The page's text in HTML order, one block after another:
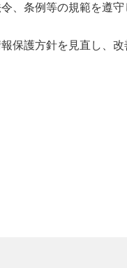
、条例等の規範を遵
保護方針を見直し、改